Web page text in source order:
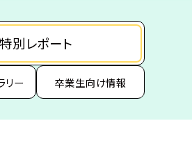
特別レポート
リー 卒業生向け情報